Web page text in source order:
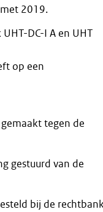
2019.
DC-I A en UHT
op een
tegen de
gestuurd van de
bij de